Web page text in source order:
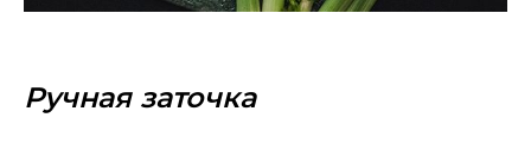
Ручная заточка